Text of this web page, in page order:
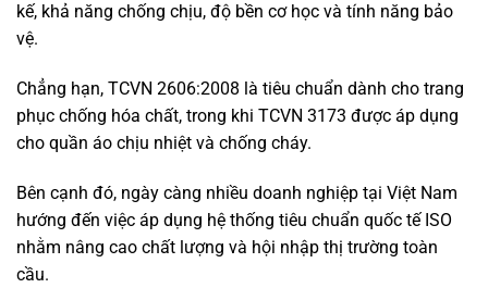
kế, khả năng chống chịu, độ bền cơ học và tính năng bảo
vệ.
Chẳng hạn, TCVN 2606:2008 là tiêu chuẩn dành cho trang
phục chống hóa chất, trong khi TCVN 3173 được áp dụng
cho quần áo chịu nhiệt và chống cháy.
Bên cạnh đó, ngày càng nhiều doanh nghiệp tại Việt Nam
hướng đến việc áp dụng hệ thống tiêu chuẩn quốc tế ISO
nhằm nâng cao chất lượng và hội nhập thị trường toàn
cầu.